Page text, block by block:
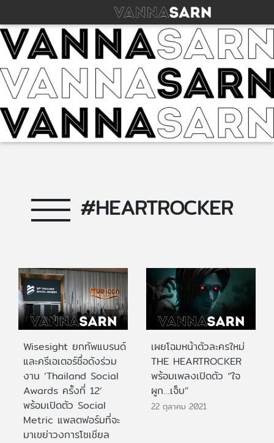
#HEARTROCKER
Wisesight ยกทัพแบรนด์
และครีเอเตอร์ชื่อดังร่วม
งาน ‘Thailand Social
Awards ครั้งที่ 12‘
พร้อมเปิดตัว Social
Metric แพลตฟอร์มที่จะ
มาเขย่าวงการโซเชียล
เผยโฉมหน้าตัวละครใหม่
THE HEARTROCKER
พร้อมเพลงเปิดตัว “ใจ
ผูก…เจ็บ”
22 ตุลาคม 2021